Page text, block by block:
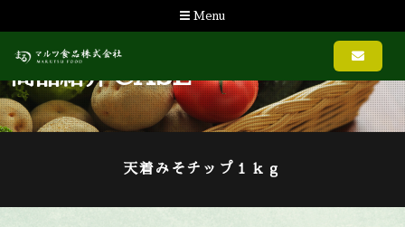
Menu
商品紹介CASE
天着みそチップ１ｋｇ